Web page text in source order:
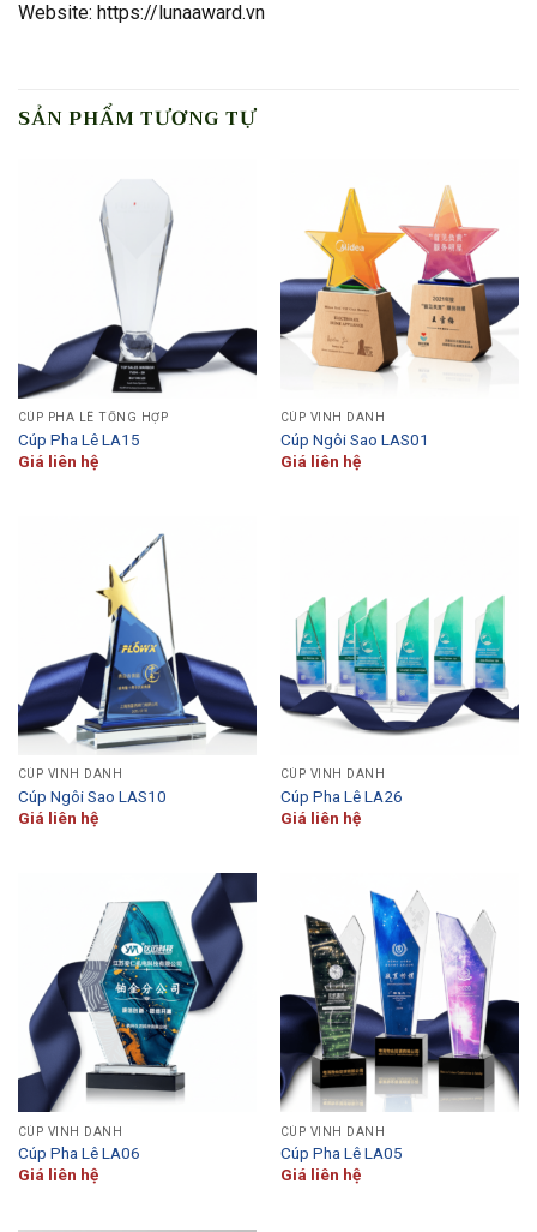
Website: https://lunaaward.vn
SẢN PHẨM TƯƠNG TỰ
CÚP PHA LÊ TỔNG HỢP
Cúp Pha Lê LA15
Giá liên hệ
CÚP VINH DANH
Cúp Ngôi Sao LAS01
Giá liên hệ
CÚP VINH DANH
Cúp Ngôi Sao LAS10
Giá liên hệ
CÚP VINH DANH
Cúp Pha Lê LA26
Giá liên hệ
CÚP VINH DANH
Cúp Pha Lê LA06
Giá liên hệ
CÚP VINH DANH
Cúp Pha Lê LA05
Giá liên hệ